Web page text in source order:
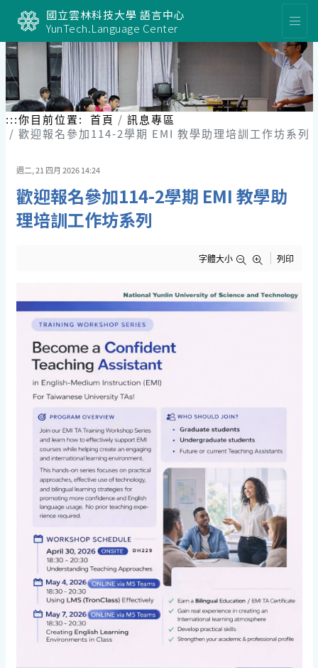
要
內
容
區
塊
國立雲林科技大學 語言中心
YunTech.Language Center
:::你目前位置: 首頁
訊息專區
歡迎報名參加114-2學期 EMI 教學助理培訓工作坊系列
週二, 21 四月 2026 14:24
歡迎報名參加114-2學期 EMI 教學助
理培訓工作坊系列
字體大小 列印